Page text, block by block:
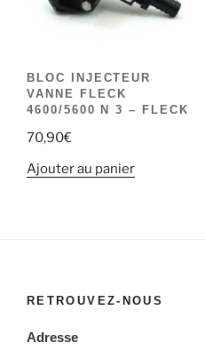
BLOC INJECTEUR
VANNE FLECK
4600/5600 N 3 – FLECK
70,90€
Ajouter au panier
RETROUVEZ-NOUS
Adresse